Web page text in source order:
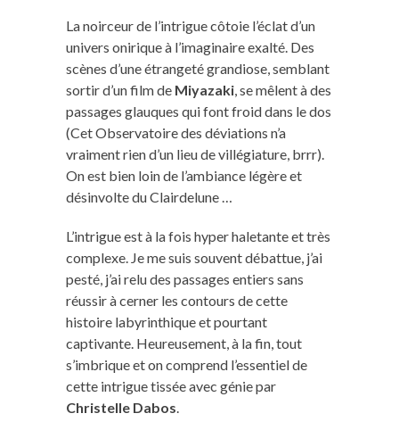
La noirceur de l’intrigue côtoie l’éclat d’un
univers onirique à l’imaginaire exalté. Des
scènes d’une étrangeté grandiose, semblant
sortir d’un film de Miyazaki , se mêlent à des
passages glauques qui font froid dans le dos
(Cet Observatoire des déviations n’a
vraiment rien d’un lieu de villégiature, brrr).
On est bien loin de l’ambiance légère et
désinvolte du Clairdelune …
L’intrigue est à la fois hyper haletante et très
complexe. Je me suis souvent débattue, j’ai
pesté, j’ai relu des passages entiers sans
réussir à cerner les contours de cette
histoire labyrinthique et pourtant
captivante. Heureusement, à la fin, tout
s’imbrique et on comprend l’essentiel de
cette intrigue tissée avec génie par
Christelle Dabos